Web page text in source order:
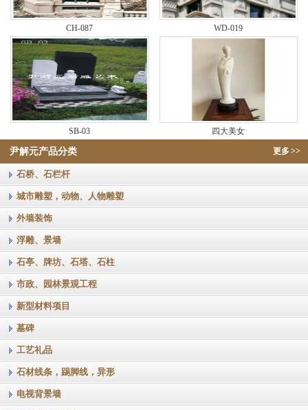
CH-087 WD-019
SB-03 四大美女
更多>>
尹解元产品分类
石桥、石栏杆
城市雕塑，动物、人物雕塑
外墙装饰
浮雕、景墙
石亭、牌坊、石塔、石柱
市政、园林景观工程
新型材料项目
墓碑
工艺礼品
石材线条，踢脚线，异形
电视背景墙